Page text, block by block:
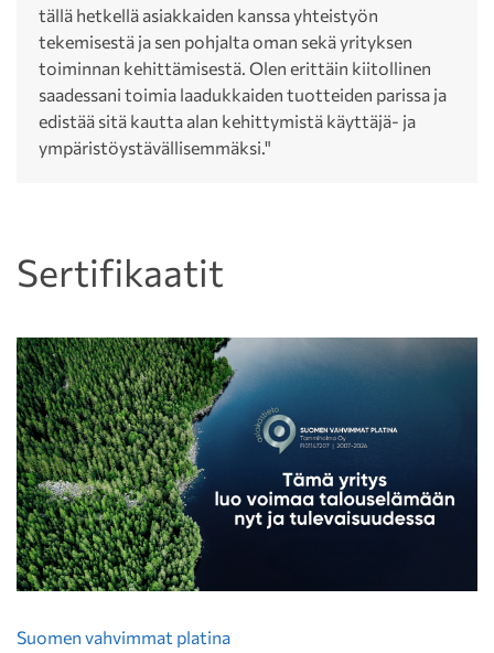
tällä hetkellä asiakkaiden kanssa yhteistyön
tekemisestä ja sen pohjalta oman sekä yrityksen
toiminnan kehittämisestä. Olen erittäin kiitollinen
saadessani toimia laadukkaiden tuotteiden parissa ja
edistää sitä kautta alan kehittymistä käyttäjä- ja
ympäristöystävällisemmäksi."
Sertifikaatit
Suomen vahvimmat platina